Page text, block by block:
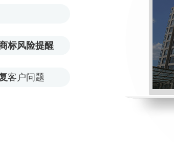
标风险提醒
客户问题